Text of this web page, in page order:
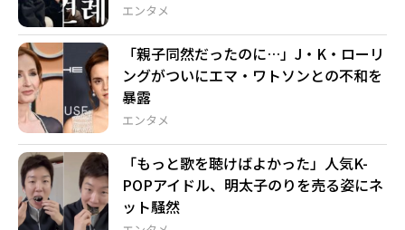
エンタメ
エンタメ
「親子同然だったのに…」J・K・ローリ
ングがついにエマ・ワトソンとの不和を
暴露
「もっと歌を聴けばよかった」人気K-
POPアイドル、明太子のりを売る姿にネ
ット騒然